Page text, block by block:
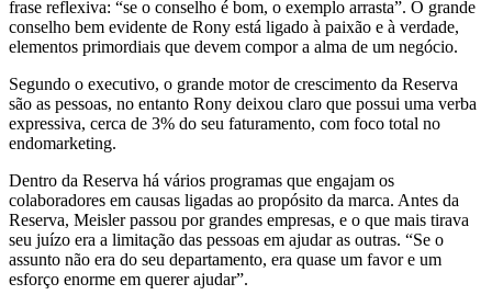
frase reflexiva: “se o conselho é bom, o exemplo arrasta”. O grande
conselho bem evidente de Rony está ligado à paixão e à verdade,
elementos primordiais que devem compor a alma de um negócio.
Segundo o executivo, o grande motor de crescimento da Reserva
são as pessoas, no entanto Rony deixou claro que possui uma verba
expressiva, cerca de 3% do seu faturamento, com foco total no
endomarketing.
Dentro da Reserva há vários programas que engajam os
colaboradores em causas ligadas ao propósito da marca. Antes da
Reserva, Meisler passou por grandes empresas, e o que mais tirava
seu juízo era a limitação das pessoas em ajudar as outras. “Se o
assunto não era do seu departamento, era quase um favor e um
esforço enorme em querer ajudar”.